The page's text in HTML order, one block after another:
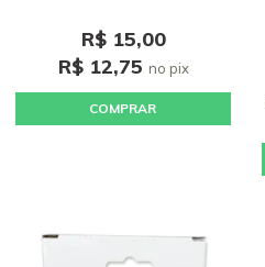
R$ 15,00
R$ 12,75 no pix
COMPRAR